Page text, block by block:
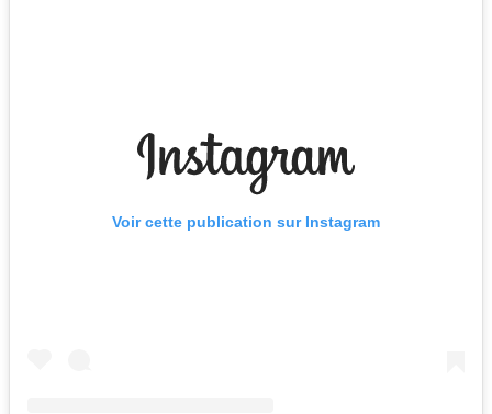
Voir cette publication sur Instagram